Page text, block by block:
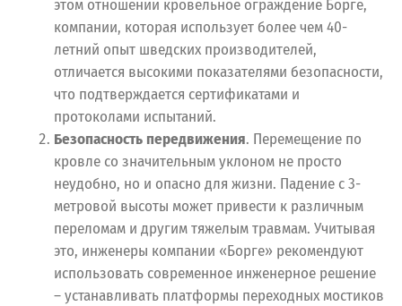
этом отношении кровельное ограждение Борге,
компании, которая использует более чем 40-
летний опыт шведских производителей,
отличается высокими показателями безопасности,
что подтверждается сертификатами и
протоколами испытаний.
Безопасность передвижения. Перемещение по
кровле со значительным уклоном не просто
неудобно, но и опасно для жизни. Падение с 3-
метровой высоты может привести к различным
переломам и другим тяжелым травмам. Учитывая
это, инженеры компании «Борге» рекомендуют
использовать современное инженерное решение
– устанавливать платформы переходных мостиков